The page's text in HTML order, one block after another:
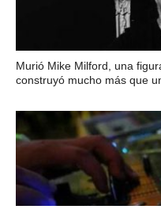
Murió Mike Milford, una
construyó mucho más que